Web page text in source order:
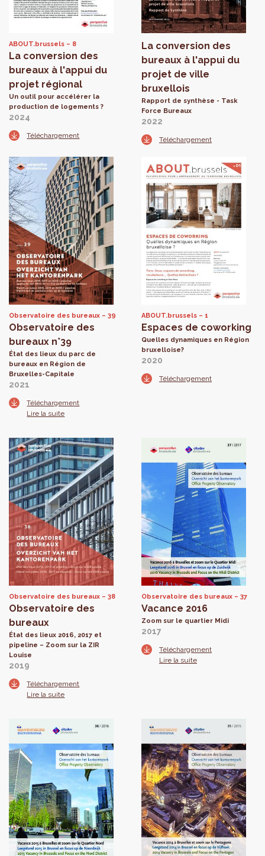
ABOUT.brussels 8
La conversion des
bureaux à l'appui du
projet régional
Un outil pour accélérer la
production de logements ?
2024
Téléchargement
La conversion des
bureaux à l'appui du
projet de ville
bruxellois
Rapport de synthèse - Task
Force Bureaux
2022
Téléchargement
Observatoire des bureaux 39
Observatoire des
bureaux n°39
État des lieux du parc de
bureaux en Région de
Bruxelles-Capitale
2021
Téléchargement
Lire la suite
ABOUT.brussels 1
Espaces de coworking
Quelles dynamiques en Région
bruxelloise?
2020
Téléchargement
Observatoire des bureaux 38
Observatoire des
bureaux
État des lieux 2016, 2017 et
pipeline – Zoom sur la ZIR
Louise
2019
Téléchargement
Lire la suite
Observatoire des bureaux 37
Vacance 2016
Zoom sur le quartier Midi
2017
Téléchargement
Lire la suite